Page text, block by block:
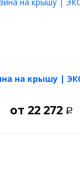
на крышу |
от 22 272 Р